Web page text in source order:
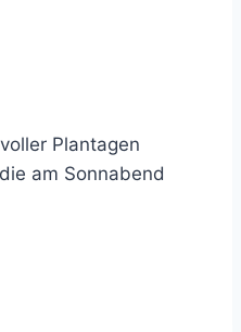
Plantagen
am Sonnabend